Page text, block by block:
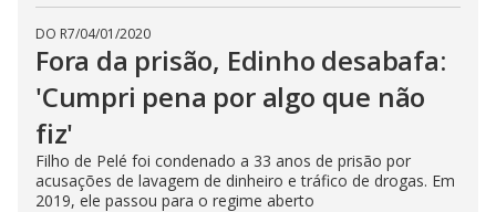
DO R7/04/01/2020
Fora da prisão, Edinho desabafa:
'Cumpri pena por algo que não
fiz'
Filho de Pelé foi condenado a 33 anos de prisão por
acusações de lavagem de dinheiro e tráfico de drogas. Em
2019, ele passou para o regime aberto